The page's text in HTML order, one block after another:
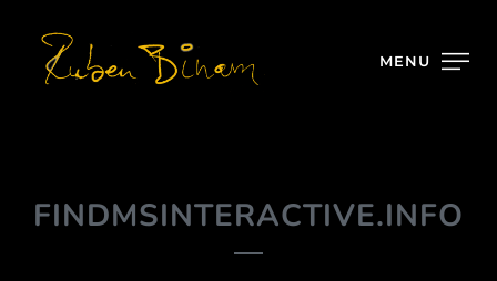
MENU
FINDMSINTERACTIVE.INFO